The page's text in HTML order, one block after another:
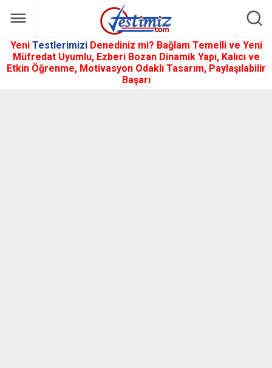
Yeni Testlerimizi Denediniz mi? Bağlam Temelli ve Yeni
Müfredat Uyumlu, Ezberi Bozan Dinamik Yapı, Kalıcı ve
Etkin Öğrenme, Motivasyon Odaklı Tasarım, Paylaşılabilir
Başarı